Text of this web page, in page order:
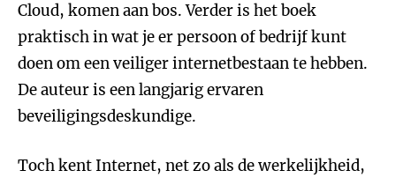
Cloud, komen aan bos. Verder is het boek
praktisch in wat je er persoon of bedrijf kunt
doen om een veiliger internetbestaan te hebben.
De auteur is een langjarig ervaren
beveiligingsdeskundige.
Toch kent Internet, net zo als de werkelijkheid,